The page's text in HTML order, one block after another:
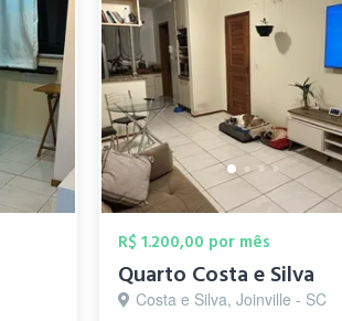
R$ 1.200,00 por mês
Quarto Costa e Silva
Costa e Silva, Joinville - SC